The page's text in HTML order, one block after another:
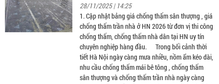
28/11/2025 | 14:25
1. Cập nhật bảng giá chống thấm sân thượng , giá
chống thấm trần nhà ở HN 2026 từ đơn vị thi công
chống thấm, chống thấm nhà dân tại HN uy tín
chuyên nghiệp hàng đầu. Trong bối cảnh thời
tiết Hà Nội ngày càng mưa nhiều, nồm ẩm kéo dài,
nhu cầu chống thấm mái bê tông , chống thấm
sân thượng và chống thấm trần nhà ngày càng